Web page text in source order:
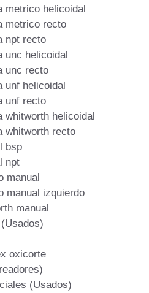
metrico helicoidal
metrico recto
npt recto
unc helicoidal
unc recto
unf helicoidal
unf recto
whitworth helicoidal
whitworth recto
bsp
npt
manual
manual izquierdo
manual
oxicorte
(Usados)